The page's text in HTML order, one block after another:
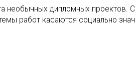
необычных дипломных проектов.
работ касаются социально